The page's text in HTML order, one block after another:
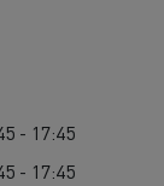
- 17:45
- 17:45